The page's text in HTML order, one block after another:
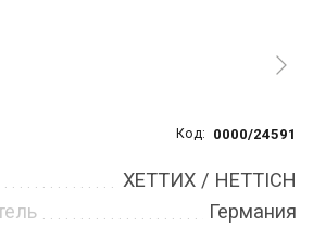
Код: 0000/24591
ХЕТТИХ / HETTICH
Германия